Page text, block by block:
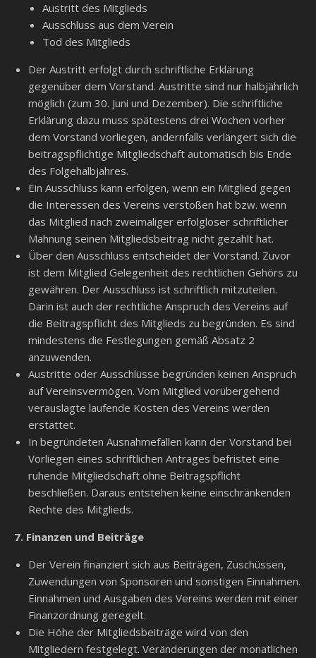
Austritt des Mitglieds
Ausschluss aus dem Verein
Tod des Mitglieds
Der Austritt erfolgt durch schriftliche Erklärung
gegenüber dem Vorstand. Austritte sind nur halbjährlich
möglich (zum 30. Juni und Dezember). Die schriftliche
Erklärung dazu muss spätestens drei Wochen vorher
dem Vorstand vorliegen, andernfalls verlängert sich die
beitragspflichtige Mitgliedschaft automatisch bis Ende
des Folgehalbjahres.
Ein Ausschluss kann erfolgen, wenn ein Mitglied gegen
die Interessen des Vereins verstoßen hat bzw. wenn
das Mitglied nach zweimaliger erfolgloser schriftlicher
Mahnung seinen Mitgliedsbeitrag nicht gezahlt hat.
Über den Ausschluss entscheidet der Vorstand. Zuvor
ist dem Mitglied Gelegenheit des rechtlichen Gehörs zu
gewähren. Der Ausschluss ist schriftlich mitzuteilen.
Darin ist auch der rechtliche Anspruch des Vereins auf
die Beitragspflicht des Mitglieds zu begründen. Es sind
mindestens die Festlegungen gemäß Absatz 2
anzuwenden.
Austritte oder Ausschlüsse begründen keinen Anspruch
auf Vereinsvermögen. Vom Mitglied vorübergehend
verauslagte laufende Kosten des Vereins werden
erstattet.
In begründeten Ausnahmefällen kann der Vorstand bei
Vorliegen eines schriftlichen Antrages befristet eine
ruhende Mitgliedschaft ohne Beitragspflicht
beschließen. Daraus entstehen keine einschränkenden
Rechte des Mitglieds.
7. Finanzen und Beiträge
Der Verein finanziert sich aus Beiträgen, Zuschüssen,
Zuwendungen von Sponsoren und sonstigen Einnahmen.
Einnahmen und Ausgaben des Vereins werden mit einer
Finanzordnung geregelt.
Die Höhe der Mitgliedsbeiträge wird von den
Mitgliedern festgelegt. Veränderungen der monatlichen